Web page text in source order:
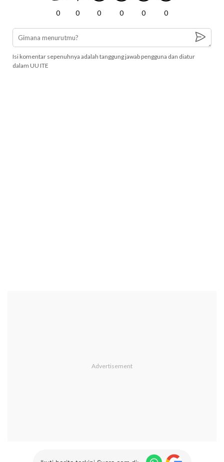
0 0 0 0 0 0
Isi komentar sepenuhnya adalah tanggung jawab pengguna dan diatur
dalam UU ITE